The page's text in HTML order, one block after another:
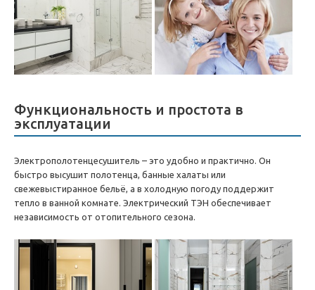
Функциональность и простота в
эксплуатации
Электрополотенцесушитель – это удобно и практично. Он
быстро высушит полотенца, банные халаты или
свежевыстиранное бельё, а в холодную погоду поддержит
тепло в ванной комнате. Электрический ТЭН обеспечивает
независимость от отопительного сезона.